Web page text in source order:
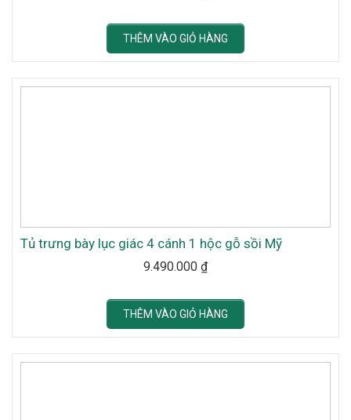
THÊM VÀO GIỎ HÀNG
Tủ trưng bày lục giác 4 cánh 1 hộc gỗ sồi Mỹ
9.490.000 ₫
THÊM VÀO GIỎ HÀNG